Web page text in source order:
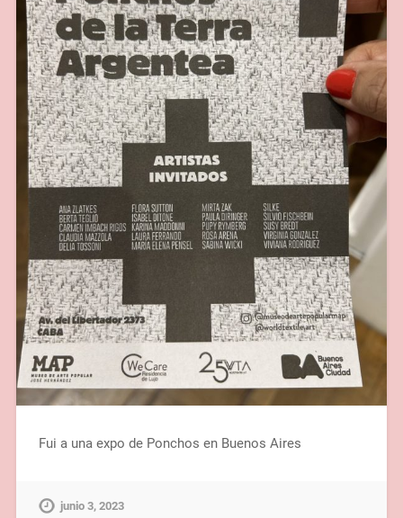
Fui a una expo de Ponchos en Buenos Aires
junio 3, 2023